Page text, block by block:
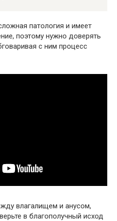
патология и имеет
поэтому нужно доверять
с ним процесс
влагалищем и анусом,
в благополучный исход